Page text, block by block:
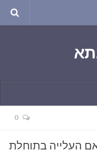
0
העלייה בתוחלת